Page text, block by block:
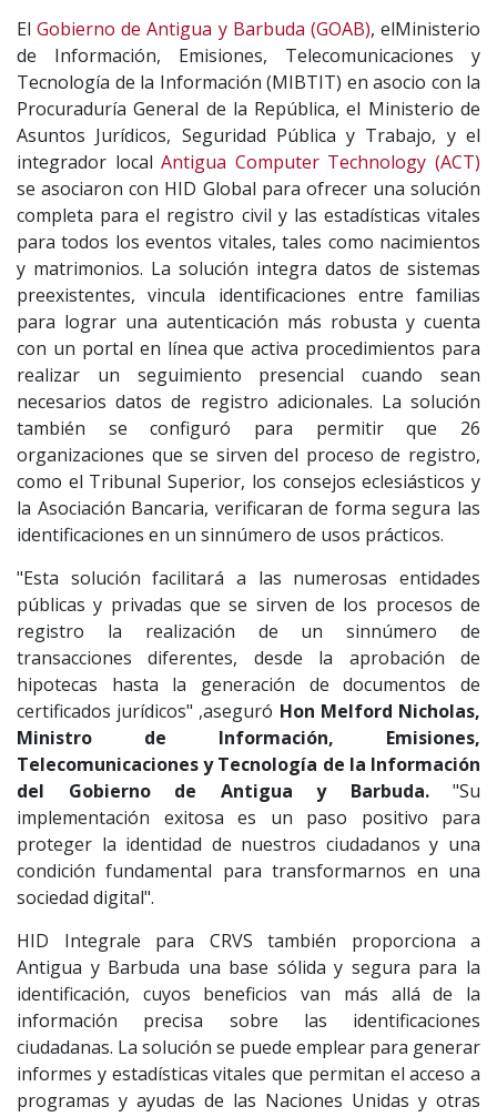
ElGobierno de Antigua y Barbuda (GOAB), elMinisterio
de Información, Emisiones, Telecomunicaciones y
Tecnología de la Información (MIBTIT) en asocio con la
Procuraduría General de la República, el Ministerio de
Asuntos Jurídicos, Seguridad Pública y Trabajo, y el
integrador localAntigua Computer Technology (ACT)
se asociaron con HID Global para ofrecer una solución
completa para el registro civil y las estadísticas vitales
para todos los eventos vitales, tales como nacimientos
y matrimonios. La solución integra datos de sistemas
preexistentes, vincula identificaciones entre familias
para lograr una autenticación más robusta y cuenta
con un portal en línea que activa procedimientos para
realizar un seguimiento presencial cuando sean
necesarios datos de registro adicionales. La solución
también se configuró para permitir que 26
organizaciones que se sirven del proceso de registro,
como el Tribunal Superior, los consejos eclesiásticos y
la Asociación Bancaria, verificaran de forma segura las
identificaciones en un sinnúmero de usos prácticos.
"Esta solución facilitará a las numerosas entidades
públicas y privadas que se sirven de los procesos de
registro la realización de un sinnúmero de
transacciones diferentes, desde la aprobación de
hipotecas hasta la generación de documentos de
certificados jurídicos" ,aseguró Hon Melford Nicholas,
Ministro de Información, Emisiones,
Telecomunicaciones y Tecnología de la Información
del Gobierno de Antigua y Barbuda. "Su
implementación exitosa es un paso positivo para
proteger la identidad de nuestros ciudadanos y una
condición fundamental para transformarnos en una
sociedad digital".
HID Integrale para CRVS también proporciona a
Antigua y Barbuda una base sólida y segura para la
identificación, cuyos beneficios van más allá de la
información precisa sobre las identificaciones
ciudadanas. La solución se puede emplear para generar
informes y estadísticas vitales que permitan el acceso a
programas y ayudas de las Naciones Unidas y otras